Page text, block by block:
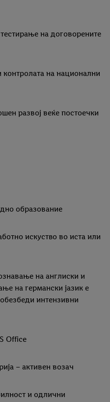
на договорените
на национални
развој веќе постоечки
образование
искуство во иста или
на англиски и
на германски јазик е
интензивни
Office
– активен возач
и одлични